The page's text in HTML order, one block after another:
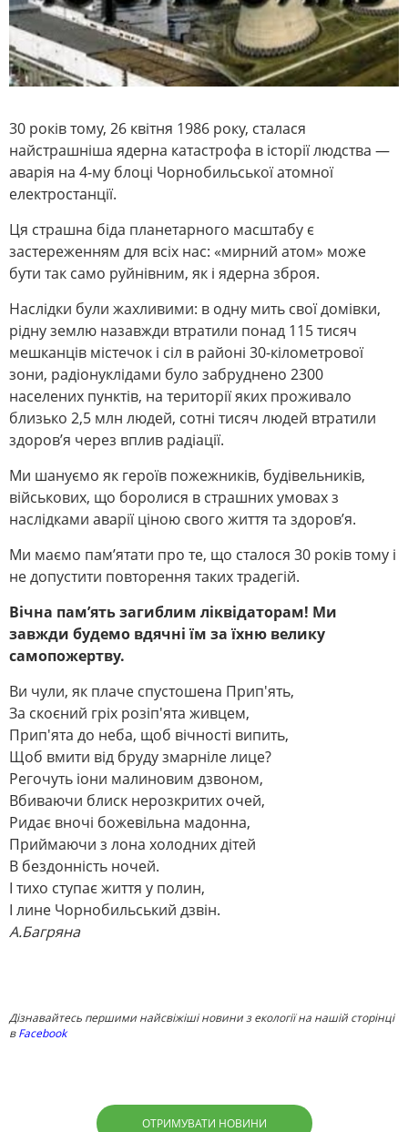
30 років тому, 26 квітня 1986 року, сталася
найстрашніша ядерна катастрофа в історії людства —
аварія на 4-му блоці Чорнобильської атомної
електростанції.
Ця страшна біда планетарного масштабу є
застереженням для всіх нас: «мирний атом» може
бути так само руйнівним, як і ядерна зброя.
Наслідки були жахливими: в одну мить свої домівки,
рідну землю назавжди втратили понад 115 тисяч
мешканців містечок і сіл в районі 30-кілометрової
зони, радіонуклідами було забруднено 2300
населених пунктів, на території яких проживало
близько 2,5 млн людей, сотні тисяч людей втратили
здоров’я через вплив радіації.
Ми шануємо як героїв пожежників, будівельників,
військових, що боролися в страшних умовах з
наслідками аварії ціною свого життя та здоров’я.
Ми маємо пам’ятати про те, що сталося 30 років тому і
не допустити повторення таких традегій.
Вічна пам’ять загиблим ліквідаторам! Ми
завжди будемо вдячні їм за їхню велику
самопожертву.
Ви чули, як плаче спустошена Прип'ять,
За скоєний гріх розіп'ята живцем,
Прип'ята до неба, щоб вічності випить,
Щоб вмити від бруду змарніле лице?
Регочуть іони малиновим дзвоном,
Вбиваючи блиск нерозкритих очей,
Ридає вночі божевільна мадонна,
Приймаючи з лона холодних дітей
В бездонність ночей.
І тихо ступає життя у полин,
І лине Чорнобильський дзвін.
А.Багряна
Дізнавайтесь першими найсвіжіші новини з екології на нашій сторінці
вFacebook
ОТРИМУВАТИ НОВИНИ